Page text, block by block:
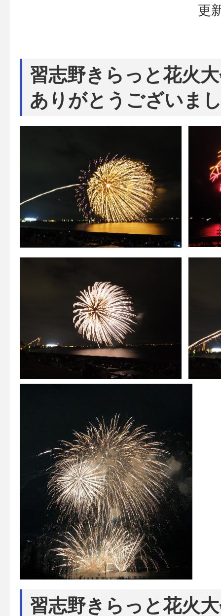
更
習志野きらっと花火
ありがとうございま
習志野きらっと花火